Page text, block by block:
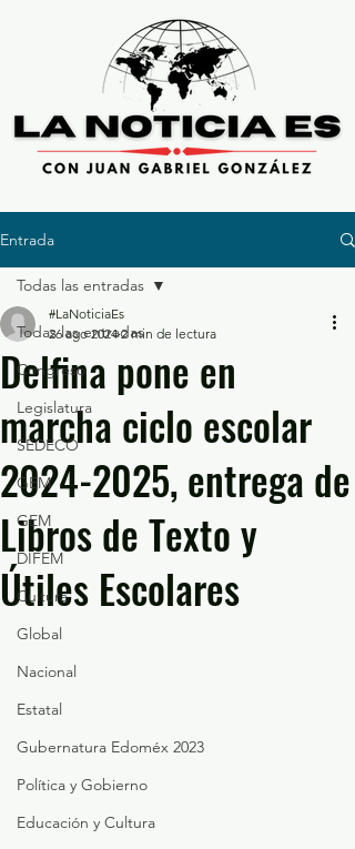
Entrada
Todas las entradas
Congreso
Legislatura
SEDECO
GEM
GEM
DIFEM
Cultura
Global
Nacional
Estatal
Gubernatura Edoméx 2023
Política y Gobierno
Educación y Cultura
Todas las entradas
Delfina pone en
marcha ciclo escolar
2024-2025, entrega de
Libros de Texto y
Útiles Escolares
#LaNoticiaEs
26 ago 2024 2 min de lectura